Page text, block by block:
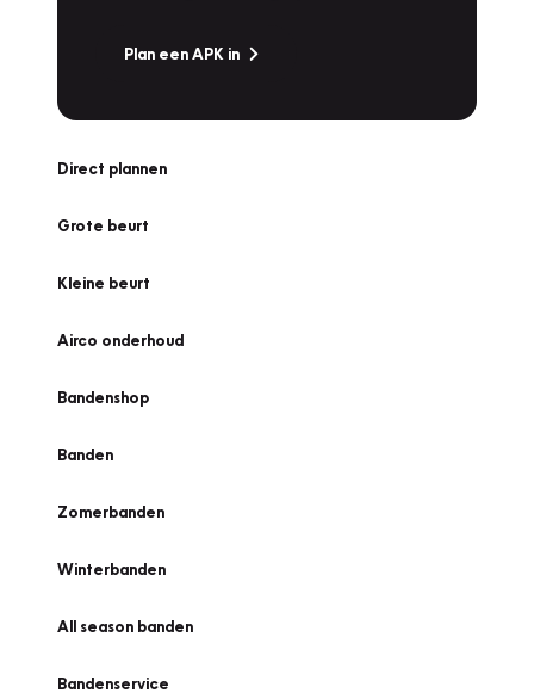
Plan een APK in
Direct plannen
Grote beurt
Kleine beurt
Airco onderhoud
Bandenshop
Banden
Zomerbanden
Winterbanden
All season banden
Bandenservice